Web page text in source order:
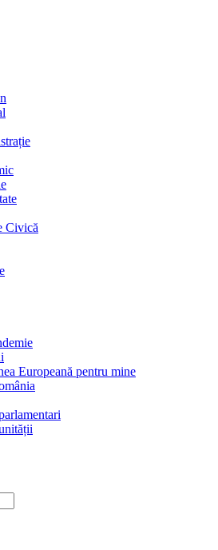
Civică
Europeană pentru mine